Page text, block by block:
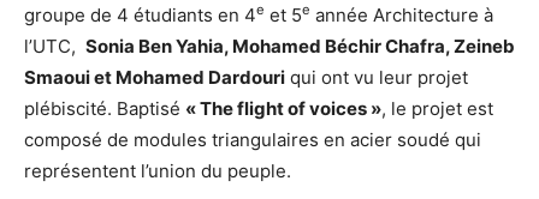
groupe de 4 étudiants en 4e et 5e année Architecture à
l’UTC, Sonia Ben Yahia, Mohamed Béchir Chafra, Zeineb
Smaoui et Mohamed Dardouri qui ont vu leur projet
plébiscité. Baptisé « The flight of voices », le projet est
composé de modules triangulaires en acier soudé qui
représentent l’union du peuple.